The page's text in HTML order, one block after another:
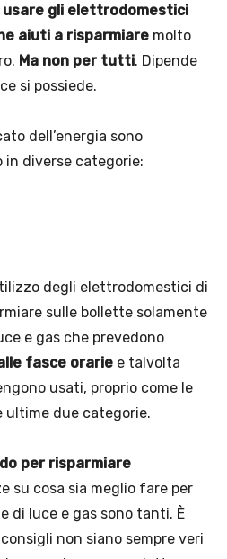
usare gli elettrodomestici
aiuti a risparmiare molto
Ma non per tutti. Dipende
si possiede.
dell’energia sono
in diverse categorie:
degli elettrodomestici di
sulle bollette solamente
e gas che prevedono
fasce orarie e talvolta
usati, proprio come le
due categorie.
per risparmiare
su cosa sia meglio fare per
di luce e gas sono tanti. È
non siano sempre veri